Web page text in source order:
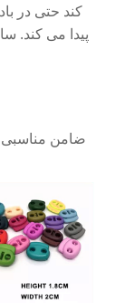
کند حتی در
پیدا می کند.
ضامن مناسبی